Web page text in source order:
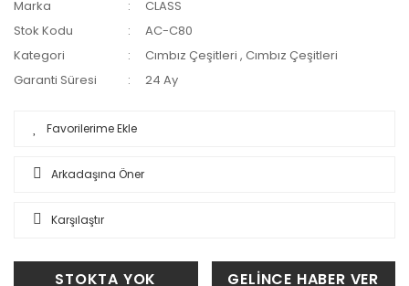
Marka
CLASS
Stok Kodu
AC-C80
Kategori
Cımbız Çeşitleri ,Cımbız Çeşitleri
Garanti Süresi
24 Ay
Arkadaşına Öner
Karşılaştır
STOKTA YOK GELİNCE HABER VER